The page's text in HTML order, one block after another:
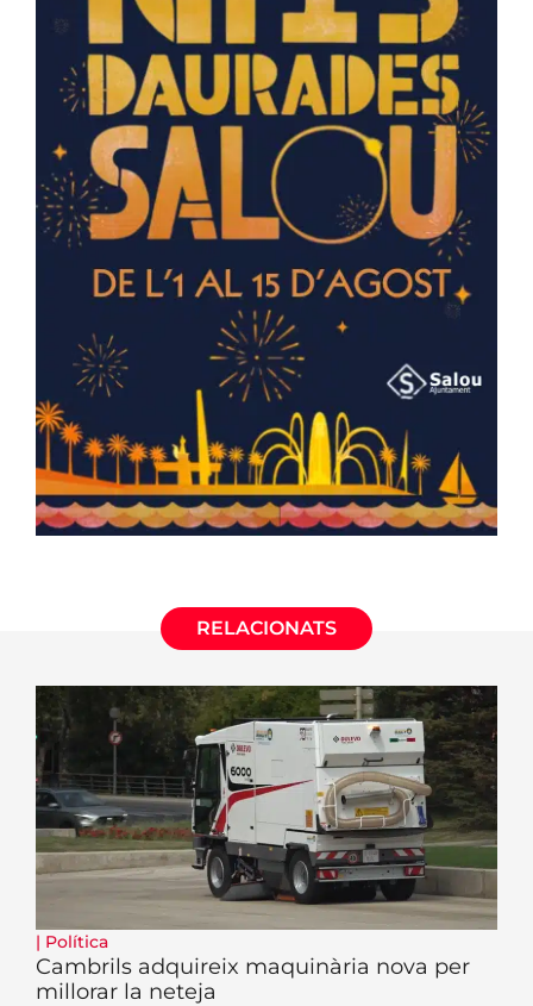
RELACIONATS
| Política
Cambrils adquireix maquinària nova per
millorar la neteja